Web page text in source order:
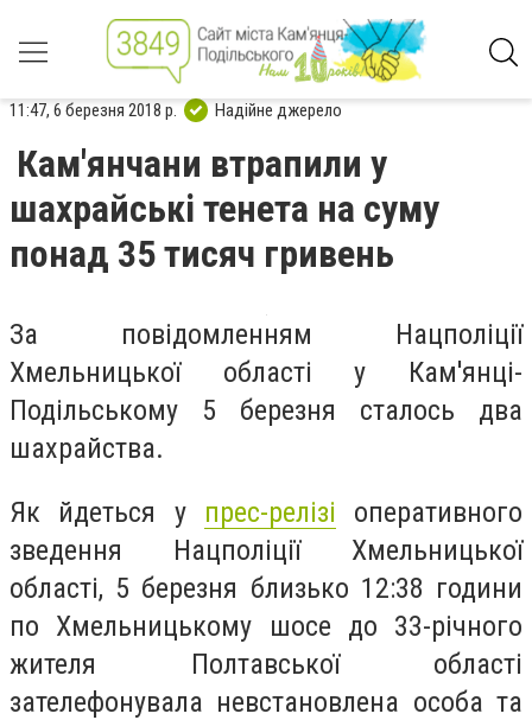
11:47, 6 березня 2018 р. Надійне джерело
Кам'янчани втрапили у
шахрайські тенета на суму
понад 35 тисяч гривень
За повідомленням Нацполіції
Хмельницької області у Кам'янці-
Подільському 5 березня сталось два
шахрайства.
Як йдеться у прес-релізі оперативного
зведення Нацполіції Хмельницької
області, 5 березня близько 12:38 години
по Хмельницькому шосе до 33-річного
жителя Полтавської області
зателефонувала невстановлена особа та